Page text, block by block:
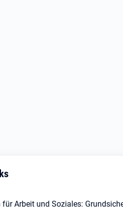
Arbeit und Soziales: